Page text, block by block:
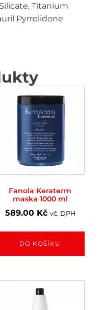
Titanium
Pyrrolidone
Fanola Keraterm
maska 1000 ml
589.00 Kč vč. DPH
DO KOŠÍKU